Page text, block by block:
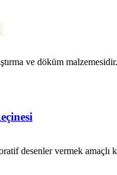
ve döküm
desenler vermek amaçlı